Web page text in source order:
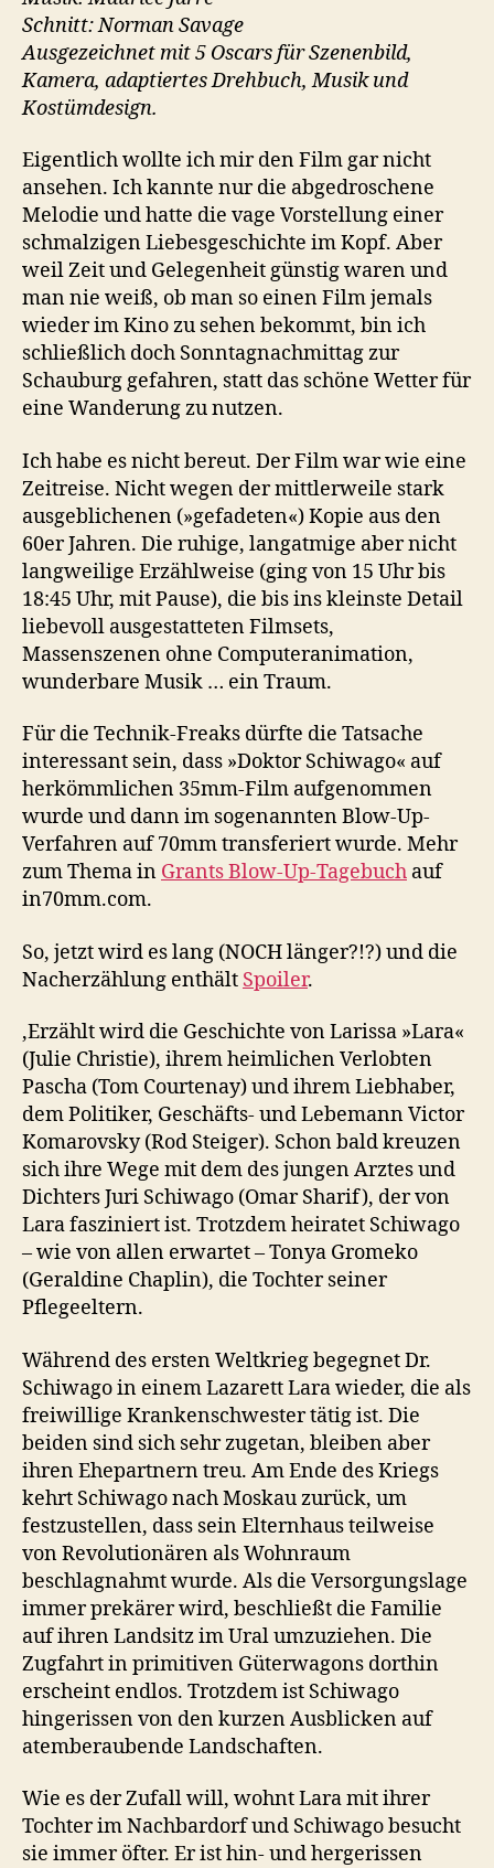
Schnitt: Norman Savage
Ausgezeichnet mit 5 Oscars für Szenenbild,
Kamera, adaptiertes Drehbuch, Musik und
Kostümdesign.
Eigentlich wollte ich mir den Film gar nicht
ansehen. Ich kannte nur die abgedroschene
Melodie und hatte die vage Vorstellung einer
schmalzigen Liebesgeschichte im Kopf. Aber
weil Zeit und Gelegenheit günstig waren und
man nie weiß, ob man so einen Film jemals
wieder im Kino zu sehen bekommt, bin ich
schließlich doch Sonntagnachmittag zur
Schauburg gefahren, statt das schöne Wetter für
eine Wanderung zu nutzen.
Ich habe es nicht bereut. Der Film war wie eine
Zeitreise. Nicht wegen der mittlerweile stark
ausgeblichenen (»gefadeten«) Kopie aus den
60er Jahren. Die ruhige, langatmige aber nicht
langweilige Erzählweise (ging von 15 Uhr bis
18:45 Uhr, mit Pause), die bis ins kleinste Detail
liebevoll ausgestatteten Filmsets,
Massenszenen ohne Computeranimation,
wunderbare Musik … ein Traum.
Für die Technik-Freaks dürfte die Tatsache
interessant sein, dass »Doktor Schiwago« auf
herkömmlichen 35mm-Film aufgenommen
wurde und dann im sogenannten Blow-Up-
Verfahren auf 70mm transferiert wurde. Mehr
zum Thema in Grants Blow-Up-Tagebuch auf
in70mm.com.
So, jetzt wird es lang (NOCH länger?!?) und die
Nacherzählung enthält Spoiler.
‚Erzählt wird die Geschichte von Larissa »Lara«
(Julie Christie), ihrem heimlichen Verlobten
Pascha (Tom Courtenay) und ihrem Liebhaber,
dem Politiker, Geschäfts- und Lebemann Victor
Komarovsky (Rod Steiger). Schon bald kreuzen
sich ihre Wege mit dem des jungen Arztes und
Dichters Juri Schiwago (Omar Sharif), der von
Lara fasziniert ist. Trotzdem heiratet Schiwago
– wie von allen erwartet – Tonya Gromeko
(Geraldine Chaplin), die Tochter seiner
Pflegeeltern.
Während des ersten Weltkrieg begegnet Dr.
Schiwago in einem Lazarett Lara wieder, die als
freiwillige Krankenschwester tätig ist. Die
beiden sind sich sehr zugetan, bleiben aber
ihren Ehepartnern treu. Am Ende des Kriegs
kehrt Schiwago nach Moskau zurück, um
festzustellen, dass sein Elternhaus teilweise
von Revolutionären als Wohnraum
beschlagnahmt wurde. Als die Versorgungslage
immer prekärer wird, beschließt die Familie
auf ihren Landsitz im Ural umzuziehen. Die
Zugfahrt in primitiven Güterwagons dorthin
erscheint endlos. Trotzdem ist Schiwago
hingerissen von den kurzen Ausblicken auf
atemberaubende Landschaften.
Wie es der Zufall will, wohnt Lara mit ihrer
Tochter im Nachbardorf und Schiwago besucht
sie immer öfter. Er ist hin- und hergerissen